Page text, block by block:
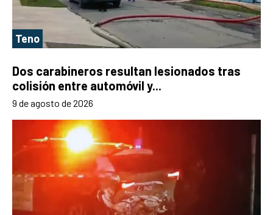
Teno
Dos carabineros resultan lesionados tras
colisión entre automóvil y...
9 de agosto de 2026